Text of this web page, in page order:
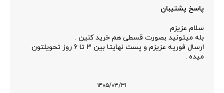
پاسخ پشتیبان
سلام عزیزم
بله میتونید بصورت قسطی هم خرید کنین .
ارسال فوریه عزیزم و پست نهایتا بین 3 تا 6 روز تحویلتون
میده .
۱۴۰۵/۰۳/۳۱